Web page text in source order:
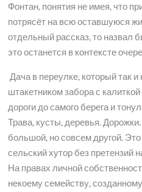
Фонтан, понятия не имея, что
потрясёт на всю оставшуюся
отдельный рассказ, то назвал
это останется в контексте
Дача в переулке, который так
штакетником забора с
дороги до самого берега и
Трава, кусты, деревья.
большой, но совсем другой.
сельский хутор без претензий
На правах личной
некоему семейству,